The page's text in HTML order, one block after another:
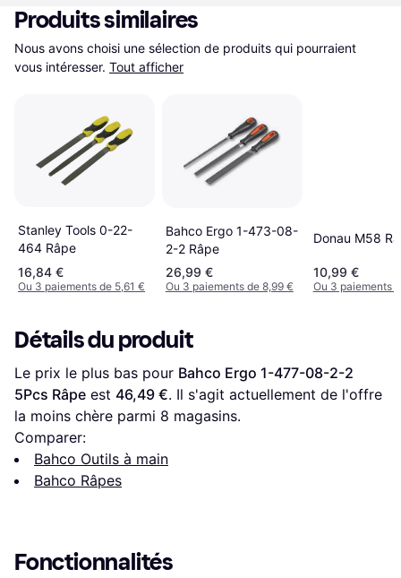
Produits similaires
Nous avons choisi une sélection de produits qui pourraient
vous intéresser. Tout afficher
Stanley Tools 0-22-
464 Râpe
16,84 €
Ou 3 paiements de 5,61 €
Bahco Ergo 1-473-08-
2-2 Râpe
26,99 €
Ou 3 paiements de 8,99 €
Donau M58
10,99 €
Ou 3 paiements
Détails du produit
Le prix le plus bas pour Bahco Ergo 1-477-08-2-2
5Pcs Râpe est 46,49 €. Il s'agit actuellement de l'offre
la moins chère parmi 8 magasins.
Comparer:
Bahco Outils à main
Bahco Râpes
Fonctionnalités